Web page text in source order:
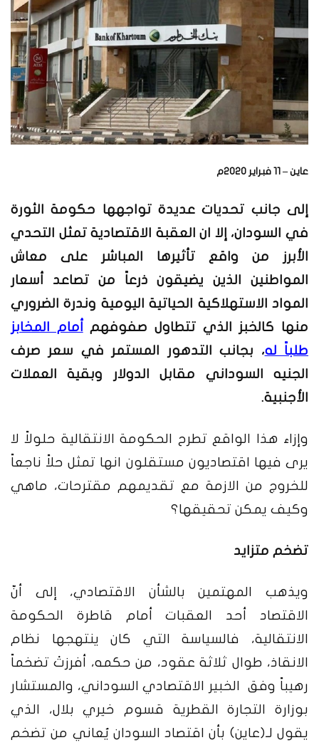
عاين – 11 فبراير 2020م
إلى جانب تحديات عديدة تواجهها حكومة الثورة
في السودان، إلا ان العقبة الاقتصادية تمثل التحدي
الأبرز من واقع تأثيرها المباشر على معاش
المواطنين الذين يضيقون ذرعاً من تصاعد أسعار
المواد الاستهلاكية الحياتية اليومية وندرة الضروري
منها كالخبز الذي تتطاول صفوفهم أمام المخابز
طلباً له، بجانب التدهور المستمر في سعر صرف
الجنيه السوداني مقابل الدولار وبقية العملات
الأجنبية.
وإزاء هذا الواقع تطرح الحكومة الانتقالية حلولاً لا
يرى فيها اقتصاديون مستقلون انها تمثل حلاً ناجعاً
للخروج من الازمة مع تقديمهم مقترحات، ماهي
وكيف يمكن تحقيقها؟
تضخم متزايد
ويذهب المهتمين بالشأن الاقتصادي، إلى أنّ
الاقتصاد أحد العقبات أمام قاطرة الحكومة
الانتقالية، فالسياسة التي كان ينتهجها نظام
الانقاذ، طوال ثلاثة عقود، من حكمه، أفرزتْ تضخماً
رهيباً وفق الخبير الاقتصادي السوداني، والمستشار
بوزارة التجارة القطرية قسوم خيري بلال، الذي
يقول لـ(عاين) بأن اقتصاد السودان يُعاني من تضخم